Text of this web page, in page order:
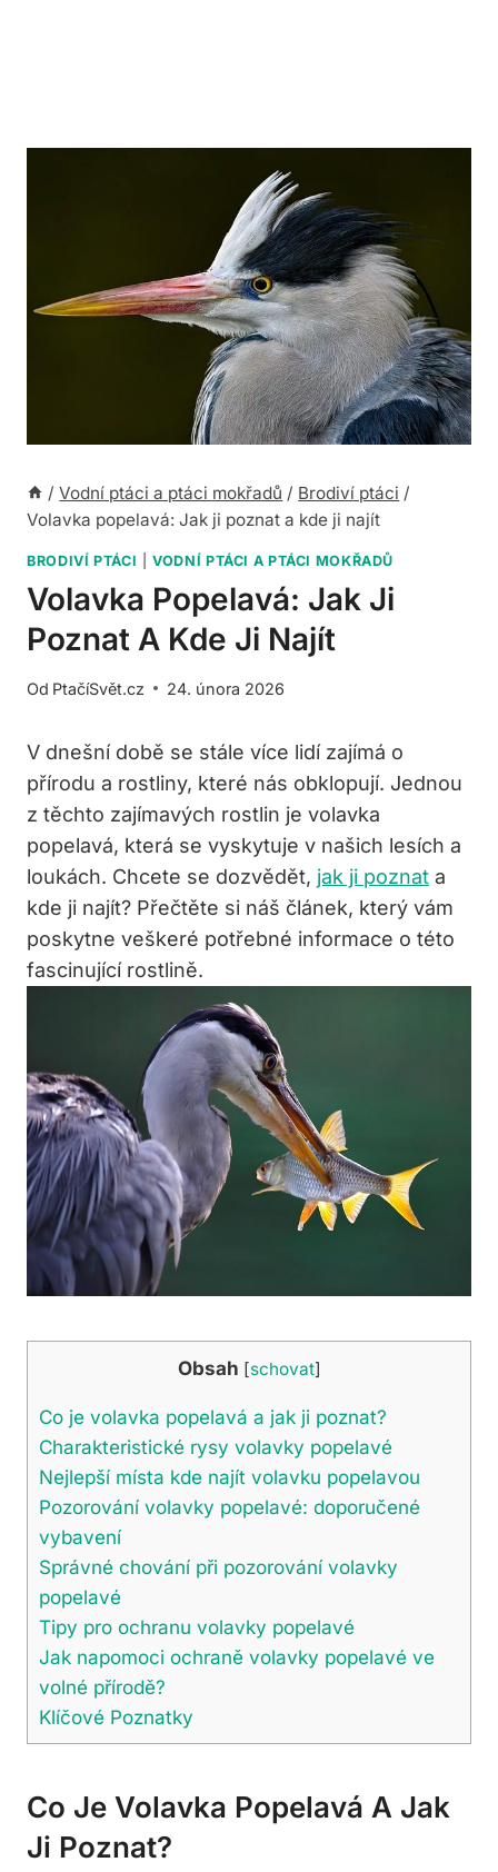
/ Vodní ptáci a ptáci mokřadů / Brodiví ptáci /
Volavka popelavá: Jak ji poznat a kde ji najít
BRODIVÍ PTÁCI |VODNÍ PTÁCI A PTÁCI MOKŘADŮ
Volavka Popelavá: Jak Ji
Poznat A Kde Ji Najít
Od PtačíSvět.cz 24. února 2026
V dnešní době se stále více lidí zajímá⁣ o
přírodu a⁣ rostliny, které ‍nás obklopují. Jednou
z těchto ‌zajímavých rostlin​ je⁤ volavka
popelavá, která se vyskytuje v našich ⁤lesích a
⁢loukách. Chcete se dozvědět, jak ji poznat a
kde⁢ ji najít? Přečtěte ⁢si náš článek, který⁣ vám
poskytne veškeré potřebné informace o této
fascinující‍ rostlině.
Obsah [schovat]
Co je ‍volavka⁣ popelavá a jak ji poznat?
Charakteristické rysy volavky popelavé
Nejlepší místa​ kde najít volavku popelavou
Pozorování volavky popelavé: doporučené
vybavení
Správné chování ‌při‍ pozorování volavky
popelavé
Tipy pro ochranu volavky popelavé
Jak napomoci ochraně volavky ⁤popelavé ​ve
volné‍ přírodě?
Klíčové‌ Poznatky
Co Je ‍volavka⁣ Popelavá A Jak
Ji Poznat?